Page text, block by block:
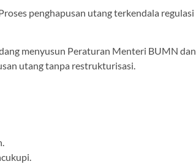
penghapusan utang terkendala regulasi
menyusun Peraturan Menteri BUMN dan
utang tanpa restrukturisasi.